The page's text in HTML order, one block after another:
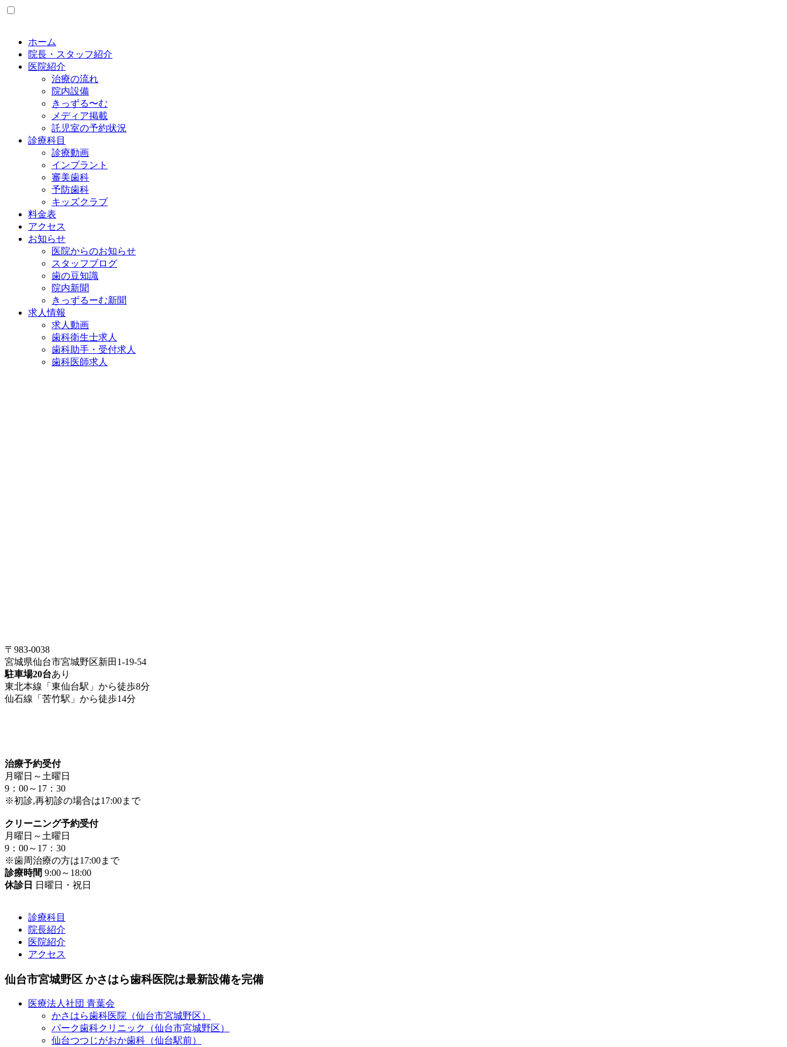
ホーム
院長・スタッフ紹介
医院紹介
治療の流れ
院内設備
きっずる〜む
メディア掲載
託児室の予約状況
診療科目
診療動画
インプラント
審美歯科
予防歯科
キッズクラブ
料金表
アクセス
お知らせ
医院からのお知らせ
スタッフブログ
歯の豆知識
院内新聞
きっずるーむ新聞
求人情報
求人動画
歯科衛生士求人
歯科助手・受付求人
歯科医師求人
〒983-0038
宮城県仙台市宮城野区新田1-19-54
駐車場20台あり
東北本線「東仙台駅」から徒歩8分
仙石線「苦竹駅」から徒歩14分
治療予約受付
月曜日～土曜日
9：00～17：30
※初診,再初診の場合は17:00まで
クリーニング予約受付
月曜日～土曜日
9：00～17：30
※歯周治療の方は17:00まで
診療時間 9:00～18:00
休診日
日曜日・祝日
診療科目
院長紹介
医院紹介
アクセス
仙台市宮城野区 かさはら歯科医院は最新設備を完備
医療法人社団 青葉会
かさはら歯科医院（仙台市宮城野区）
パーク歯科クリニック（仙台市宮城野区）
仙台つつじがおか歯科（仙台駅前）